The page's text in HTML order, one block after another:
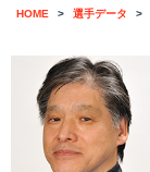
HOME 選手データ